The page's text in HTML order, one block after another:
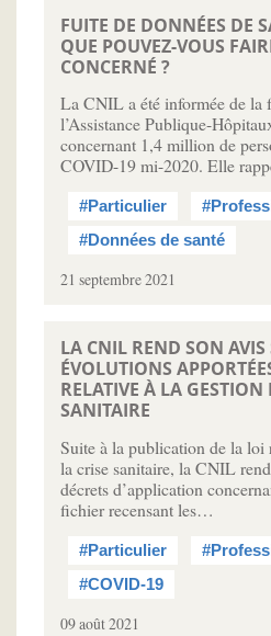
FUITE DE DONNÉES DE
QUE POUVEZ-VOUS
CONCERNÉ ?
La CNIL a été informée de la
l’Assistance Publique-
concernant 1,4 million de
COVID-19 mi-2020. Elle
#Particulier
#Données de santé
21 septembre 2021
LA CNIL REND SON AVIS
ÉVOLUTIONS
RELATIVE À LA GESTION
SANITAIRE
Suite à la publication de la loi
la crise sanitaire, la CNIL
décrets d’application
fichier recensant les…
#Particulier
#COVID-19
09 août 2021